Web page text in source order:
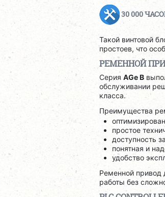
30 000
Такой винтовой
простоев, что
РЕМЕННОЙ
Серия AGe B
обслуживании
класса.
Преимущества
простое
доступность
понятная и
удобство
Ременной привод
работы без